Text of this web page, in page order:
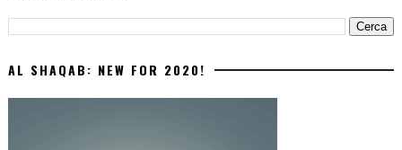
AL SHAQAB: NEW FOR 2020!